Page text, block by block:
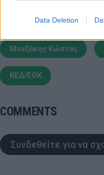
Data Deletion
Χριστοδούλου Χρήστος
Μουζάκης Κώστας
ΚΕΔ/ΕΟΚ
COMMENTS
Συνδεθείτε για να